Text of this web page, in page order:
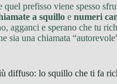
quel prefisso viene spesso
a squillo e numeri
agganci e sperano che tu
sia una chiamata
diffuso: lo squillo che ti fa